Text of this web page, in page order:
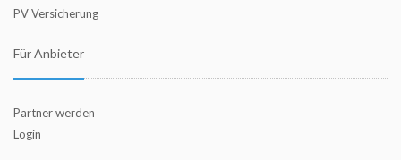
PV Versicherung
Für Anbieter
Partner werden
Login